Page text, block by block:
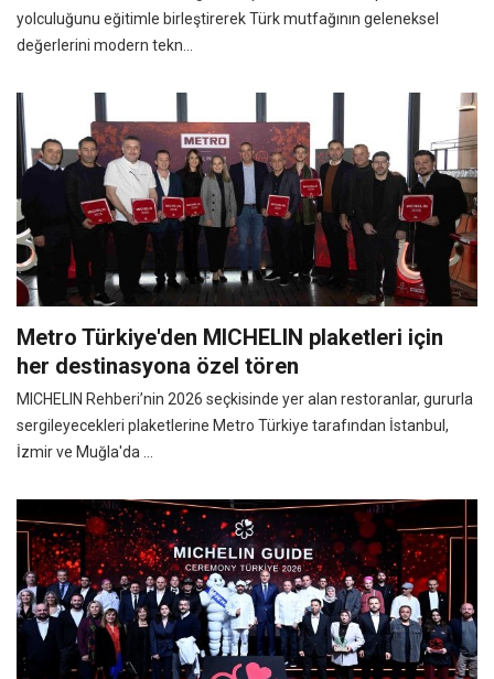
yolculuğunu eğitimle birleştirerek Türk mutfağının geleneksel
değerlerini modern tekn...
Metro Türkiye'den MICHELIN plaketleri için
her destinasyona özel tören
MICHELIN Rehberi’nin 2026 seçkisinde yer alan restoranlar, gururla
sergileyecekleri plaketlerine Metro Türkiye tarafından İstanbul,
İzmir ve Muğla'da ...